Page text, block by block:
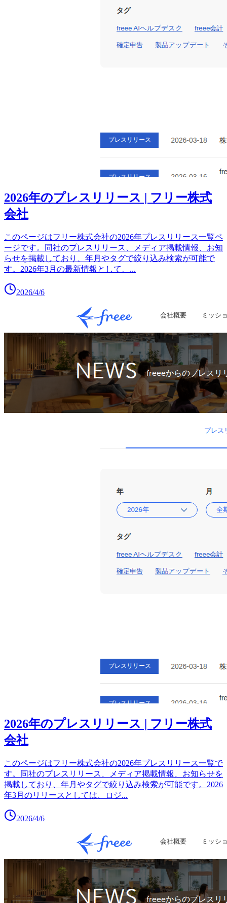
2026年のプレスリリース | フリー株式
会社
このページはフリー株式会社の2026年プレスリリース一覧ペ
ージです。同社のプレスリリース、メディア掲載情報、お知
らせを掲載しており、年月やタグで絞り込み検索が可能で
す。2026年3月の最新情報として、 ...
2026/4/6
2026年のプレスリリース | フリー株式
会社
このページはフリー株式会社の2026年プレスリリース一覧で
す。同社のプレスリリース、メディア掲載情報、お知らせを
掲載しており、年月やタグで絞り込み検索が可能です。2026
年3月のリリースとしては、ロジ...
2026/4/6